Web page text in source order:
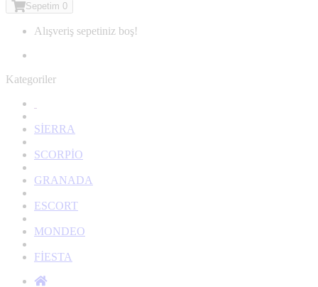
Sepetim 0
Alışveriş sepetiniz boş!
Kategoriler
SİERRA
SCORPİO
GRANADA
ESCORT
MONDEO
FİESTA